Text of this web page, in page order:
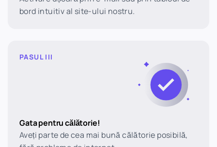
bord intuitiv al site-ului nostru.
PASUL III
Gata pentru călătorie!
Aveți parte de cea mai bună călătorie posibilă,